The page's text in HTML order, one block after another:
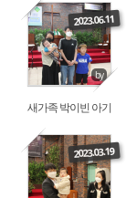
2023.06.11
by
Read More
새가족 박이빈 아기
2023.03.19
Read More